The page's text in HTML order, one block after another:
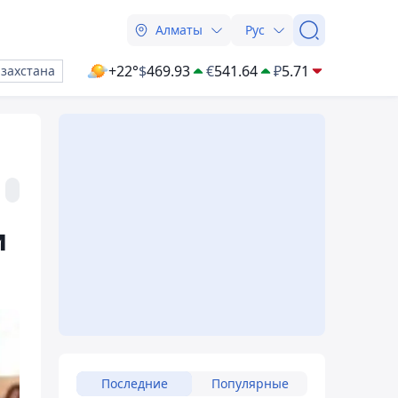
Алматы Рус
+22°$469.93 €541.64 ₽5.71
Последние Популярные